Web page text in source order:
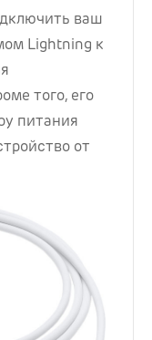
ваш
Lightning к
того, его
питания
от